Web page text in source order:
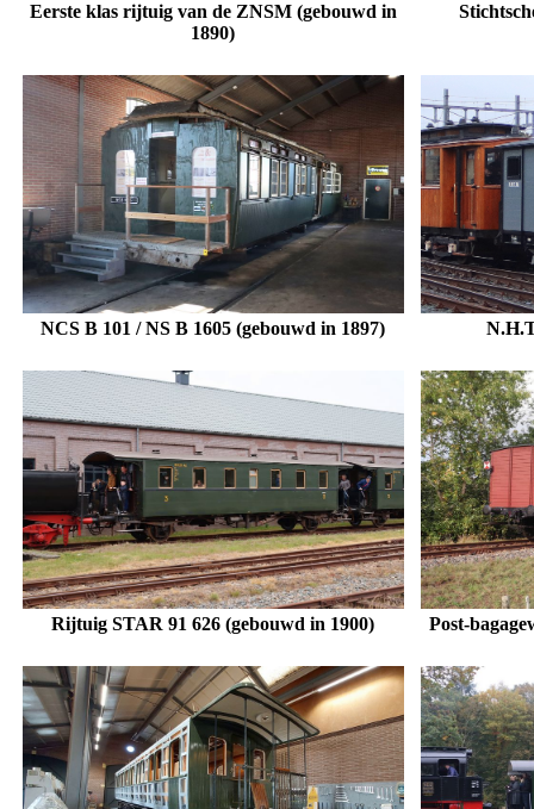
Eerste klas rijtuig van de ZNSM (gebouwd in
1890)
NCS B 101 / NS B 1605 (gebouwd in 1897)
Rijtuig STAR 91 626 (gebouwd in 1900) Post-